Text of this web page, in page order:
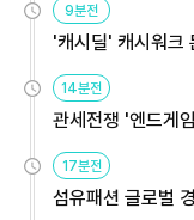
9분전
'캐시딜' 캐시워크
14분전
관세전쟁 '엔드게
17분전
섬유패션 글로벌